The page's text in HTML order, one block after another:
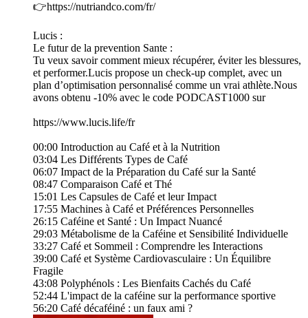
👉https://nutriandco.com/fr/
Lucis :
Le futur de la prevention Sante :
Tu veux savoir comment mieux récupérer, éviter les blessures,
et performer.Lucis propose un check-up complet, avec un
plan d’optimisation personnalisé comme un vrai athlète.Nous
avons obtenu -10% avec le code PODCAST1000 sur
https://www.lucis.life/fr
00:00 Introduction au Café et à la Nutrition
03:04 Les Différents Types de Café
06:07 Impact de la Préparation du Café sur la Santé
08:47 Comparaison Café et Thé
15:01 Les Capsules de Café et leur Impact
17:55 Machines à Café et Préférences Personnelles
26:15 Caféine et Santé : Un Impact Nuancé
29:03 Métabolisme de la Caféine et Sensibilité Individuelle
33:27 Café et Sommeil : Comprendre les Interactions
39:00 Café et Système Cardiovasculaire : Un Équilibre
Fragile
43:08 Polyphénols : Les Bienfaits Cachés du Café
52:44 L'impact de la caféine sur la performance sportive
56:20 Café décaféiné : un faux ami ?